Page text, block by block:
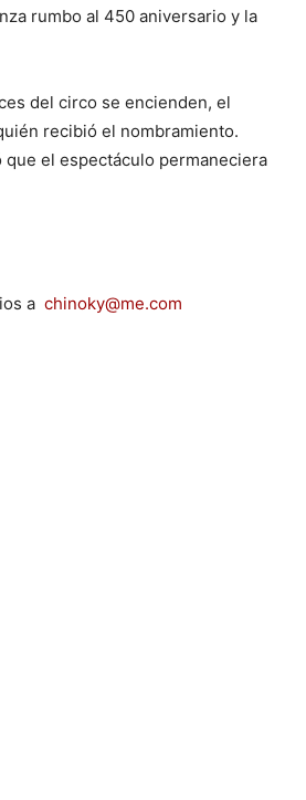
rumbo al 450 aniversario y la
del circo se encienden, el
recibió el nombramiento.
que el espectáculo permaneciera
a chinoky@me.com